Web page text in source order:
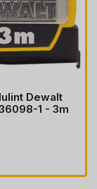
Dewalt
1 - 3m